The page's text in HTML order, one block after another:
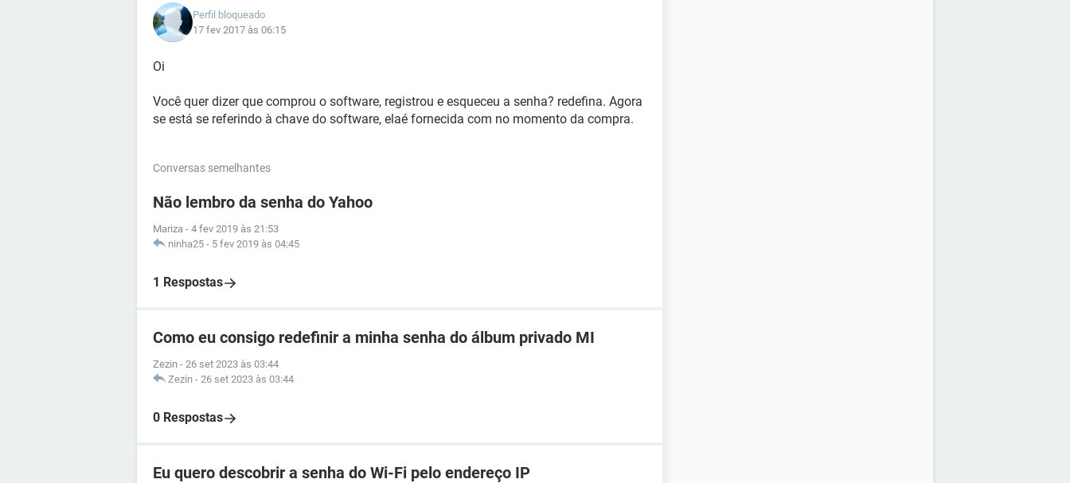
Perfil bloqueado
17 fev 2017 às 06:15
Oi
Você quer dizer que comprou o software, registrou e esqueceu a senha? redefina. Agora
se está se referindo à chave do software, elaé fornecida com no momento da compra.
Conversas semelhantes
Não lembro da senha do Yahoo
Mariza - 4 fev 2019 às 21:53
ninha25 - 5 fev 2019 às 04:45
1 Respostas
Como eu consigo redefinir a minha senha do álbum privado MI
Zezin - 26 set 2023 às 03:44
Zezin - 26 set 2023 às 03:44
0 Respostas
Eu quero descobrir a senha do Wi-Fi pelo endereço IP